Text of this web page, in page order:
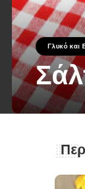
Γλυκό και
Posted
George Zolis